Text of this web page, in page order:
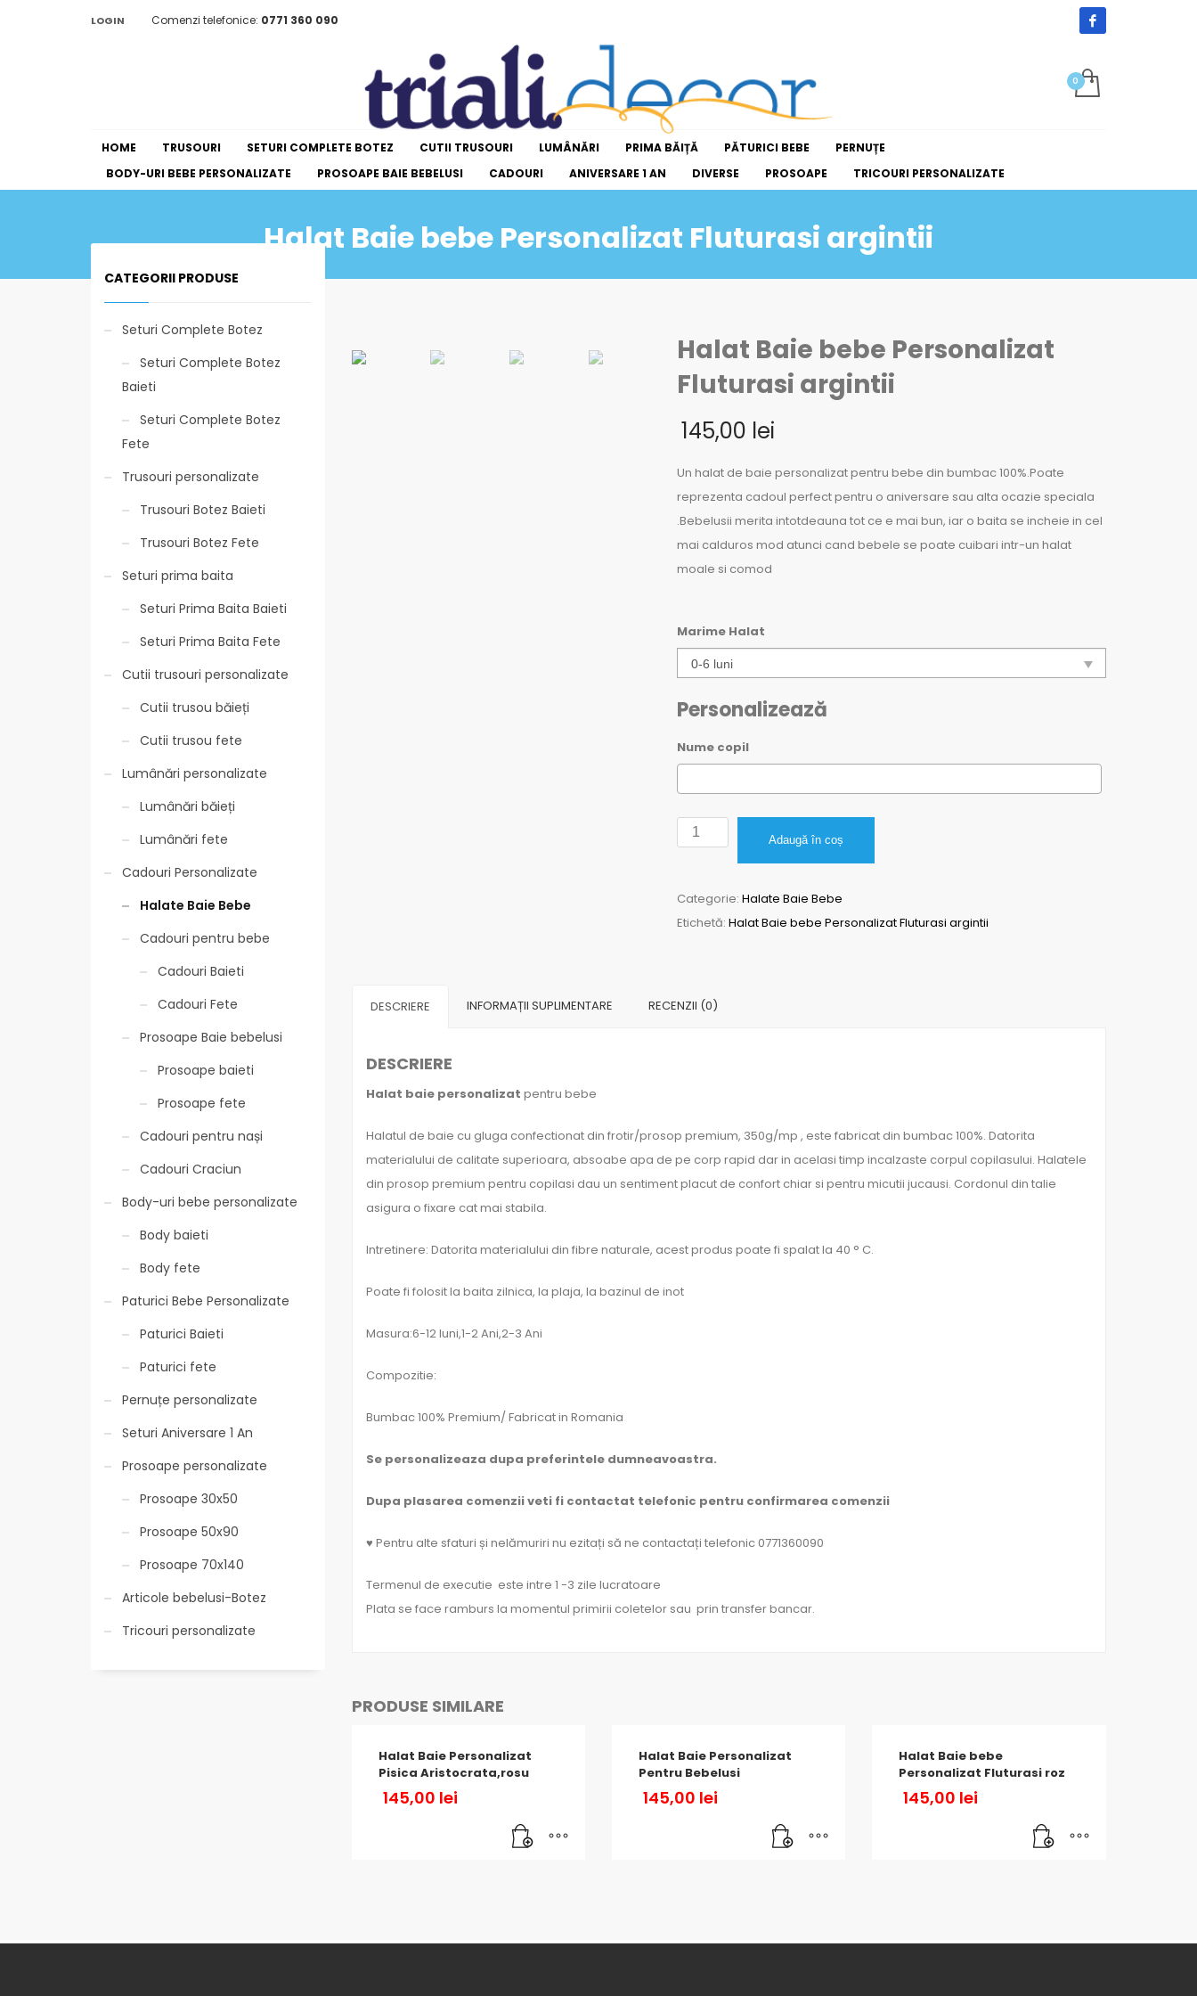
LOGIN Comenzi telefonice: 0771 360 090
HOME TRUSOURI SETURI COMPLETE BOTEZ CUTII TRUSOURI LUMÂNĂRI PRIMA BĂIȚĂ PĂTURICI BEBE
PERNUȚE
BODY-URI BEBE PERSONALIZATE
PROSOAPE BAIE BEBELUSI CADOURI ANIVERSARE 1 AN DIVERSE PROSOAPE TRICOURI PERSONALIZATE
Halat Baie bebe Personalizat Fluturasi argintii
Halat Baie bebe Personalizat
Fluturasi argintii
145,00 lei
Un halat de baie personalizat pentru bebe din bumbac 100%.Poate
reprezenta cadoul perfect pentru o aniversare sau alta ocazie speciala
.Bebelusii merita intotdeauna tot ce e mai bun, iar o baita se incheie in cel
mai calduros mod atunci cand bebele se poate cuibari intr-un halat
moale si comod
Marime Halat
Personalizează
Nume copil
Cantitate
Halat
bebe
Personalizat
Adaugă în coș
Categorie:Halate Baie Bebe
Etichetă:Halat Baie bebe Personalizat Fluturasi argintii
DESCRIERE INFORMAȚII SUPLIMENTARE RECENZII (0)
DESCRIERE
Halat baie personalizat pentru bebe
Halatul de baie cu gluga confectionat din frotir/prosop premium, 350g/mp , este fabricat din bumbac 100%. Datorita
materialului de calitate superioara, absoabe apa de pe corp rapid dar in acelasi timp incalzaste corpul copilasului. Halatele
din prosop premium pentru copilasi dau un sentiment placut de confort chiar si pentru micutii jucausi. Cordonul din talie
asigura o fixare cat mai stabila.
Intretinere: Datorita materialului din fibre naturale, acest produs poate fi spalat la 40 ° C.
Poate fi folosit la baita zilnica, la plaja, la bazinul de inot
Masura:6-12 luni,1-2 Ani,2-3 Ani
Compozitie:
Bumbac 100% Premium/ Fabricat in Romania
Se personalizeaza dupa preferintele dumneavoastra.
Dupa plasarea comenzii veti fi contactat telefonic pentru confirmarea comenzii
♥ Pentru alte sfaturi și nelămuriri nu ezitați să ne contactați telefonic 0771360090
Termenul de executie este intre 1 -3 zile lucratoare
Plata se face ramburs la momentul primirii coletelor sau prin transfer bancar.
PRODUSE SIMILARE
Halat Baie Personalizat
Pisica Aristocrata,rosu
145,00 lei
Halat Baie Personalizat
Pentru Bebelusi
145,00 lei
Halat Baie bebe
Personalizat Fluturasi roz
145,00 lei
CATEGORII PRODUSE
Seturi Complete Botez
Seturi Complete Botez
Baieti
Seturi Complete Botez
Fete
Trusouri personalizate
Trusouri Botez Baieti
Trusouri Botez Fete
Seturi prima baita
Seturi Prima Baita Baieti
Seturi Prima Baita Fete
Cutii trusouri personalizate
Cutii trusou băieți
Cutii trusou fete
Lumânări personalizate
Lumânări băieți
Lumânări fete
Cadouri Personalizate
Halate Baie Bebe
Cadouri pentru bebe
Cadouri Baieti
Cadouri Fete
Prosoape Baie bebelusi
Prosoape baieti
Prosoape fete
Cadouri pentru nași
Cadouri Craciun
Body-uri bebe personalizate
Body baieti
Body fete
Paturici Bebe Personalizate
Paturici Baieti
Paturici fete
Pernuțe personalizate
Seturi Aniversare 1 An
Prosoape personalizate
Prosoape 30x50
Prosoape 50x90
Prosoape 70x140
Articole bebelusi-Botez
Tricouri personalizate